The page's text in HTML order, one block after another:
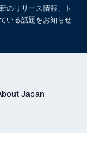
のリリース情報、ト
いる話題をお知らせ
Japan